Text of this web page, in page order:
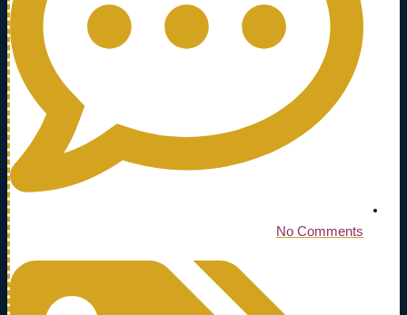
No Comments